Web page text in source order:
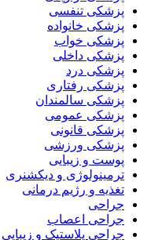
پزشکی تنفسی
پزشکی خانواده
پزشکی خواب
پزشکی داخلی
پزشکی درد
پزشکی رفتاری
پزشکی سالمندان
پزشکی عمومی
پزشکی قانونی
پزشکی ورزشی
پوست و زیبایی
ترمینولوژی و دیکشنری
تغذیه و رژیم درمانی
جراحی
جراحی اعصاب
جراحی پلاستیک و زیبایی